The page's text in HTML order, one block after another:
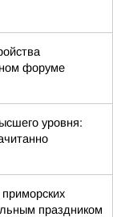
форуме
уровня:
праздником